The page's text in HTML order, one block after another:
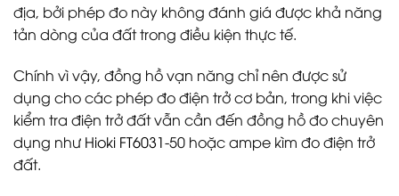
địa, bởi phép đo này không đánh giá được khả năng
tản dòng của đất trong điều kiện thực tế.
Chính vì vậy, đồng hồ vạn năng chỉ nên được sử
dụng cho các phép đo điện trở cơ bản, trong khi việc
kiểm tra điện trở đất vẫn cần đến đồng hồ đo chuyên
dụng như Hioki FT6031-50 hoặc ampe kìm đo điện trở
đất.